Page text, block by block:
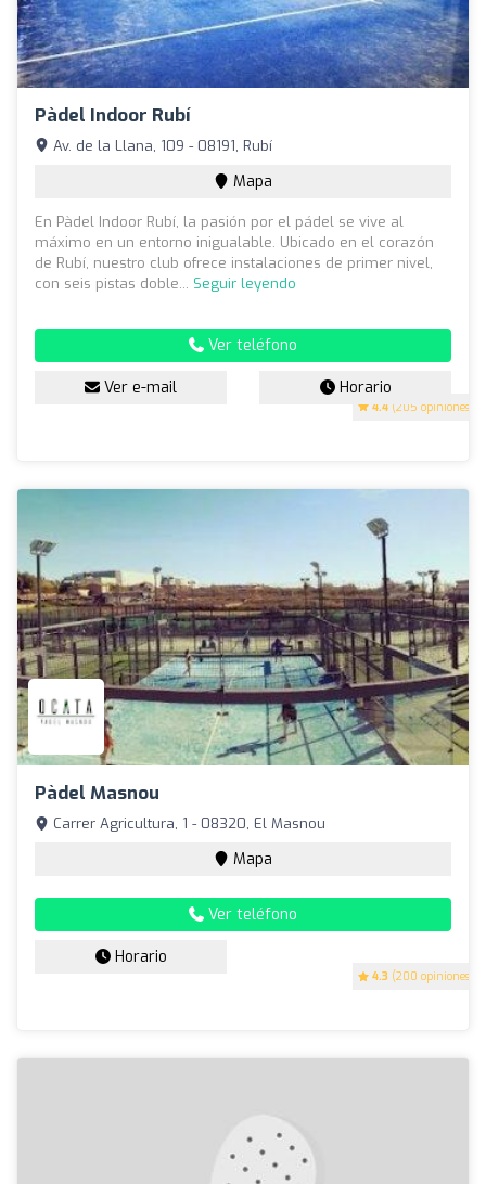
Pàdel Indoor Rubí
4.4 (205 opiniones)
Av. de la Llana, 109 - 08191, Rubí
Mapa
En Pàdel Indoor Rubí, la pasión por el pádel se vive al
máximo en un entorno inigualable. Ubicado en el corazón
de Rubí, nuestro club ofrece instalaciones de primer nivel,
con seis pistas doble... Seguir leyendo
Ver teléfono
Ver e-mail Horario
Pàdel Masnou
4.3 (200 opiniones)
Carrer Agricultura, 1 - 08320, El Masnou
Mapa
Ver teléfono
Horario